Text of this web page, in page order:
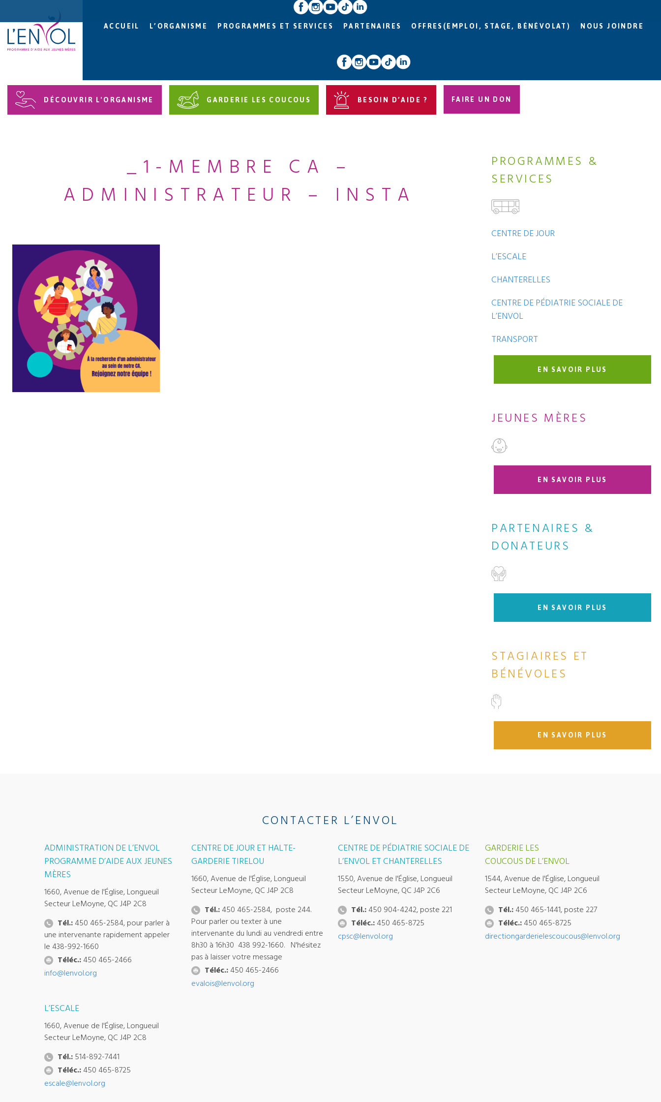
ACCUEIL L’ORGANISME PROGRAMMES ET SERVICES PARTENAIRES OFFRES(EMPLOI, STAGE, BÉNÉVOLAT) NOUS JOINDRE
DÉCOUVRIR L'ORGANISME GARDERIE LES COUCOUS BESOIN D’AIDE ? FAIRE UN DON
_1-MEMBRE CA –
ADMINISTRATEUR – INSTA
PROGRAMMES &
SERVICES
CENTRE DE JOUR
L’ESCALE
CHANTERELLES
CENTRE DE PÉDIATRIE SOCIALE DE
L’ENVOL
TRANSPORT
EN SAVOIR PLUS
JEUNES MÈRES
EN SAVOIR PLUS
PARTENAIRES &
DONATEURS
EN SAVOIR PLUS
STAGIAIRES ET
BÉNÉVOLES
EN SAVOIR PLUS
CONTACTER L’ENVOL
ADMINISTRATION DE L’ENVOL
PROGRAMME D’AIDE AUX JEUNES
MÈRES
1660, Avenue de l'Église, Longueuil
Secteur LeMoyne, QC J4P 2C8
Tél.: 450 465-2584, pour parler à
une intervenante rapidement appeler
le 438-992-1660
Téléc.: 450 465-2466
info@lenvol.org
CENTRE DE JOUR ET HALTE-
GARDERIE TIRELOU
1660, Avenue de l'Église, Longueuil
Secteur LeMoyne, QC J4P 2C8
Tél.:450 465-2584, poste 244.
Pour parler ou texter à une
intervenante du lundi au vendredi entre
8h30 à 16h30 438 992-1660. N'hésitez
pas à laisser votre message
Téléc.:450 465-2466
evalois@lenvol.org
CENTRE DE PÉDIATRIE SOCIALE DE
L’ENVOL ET CHANTERELLES
1550, Avenue de l'Église, Longueuil
Secteur LeMoyne, QC J4P 2C6
Tél.: 450 904-4242, poste 221
Téléc.: 450 465-8725
cpsc@lenvol.org
GARDERIE LES
COUCOUS DE L’ENVOL
1544, Avenue de l'Église, Longueuil
Secteur LeMoyne, QC J4P 2C6
Tél.:450 465-1441, poste 227
Téléc.:450 465-8725
directiongarderielescoucous@lenvol.org
L’ESCALE
1660, Avenue de l'Église, Longueuil
Secteur LeMoyne, QC J4P 2C8
Tél.: 514-892-7441
Téléc.: 450 465-8725
escale@lenvol.org